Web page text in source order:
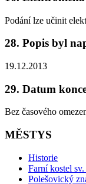
Podání lze učinit
28. Popis byl
19.12.2013
29. Datum
Bez časového
MĚSTYS
Historie
Farní kostel sv.
Polešovický